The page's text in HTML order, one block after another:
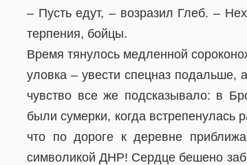
– Пусть едут, – возразил Глеб. –
терпения, бойцы.
Время тянулось медленной
уловка – увести спецназ подальше,
чувство все же подсказывало: в
были сумерки, когда встрепенулась
что по дороге к деревне
символикой ДНР! Сердце бешено